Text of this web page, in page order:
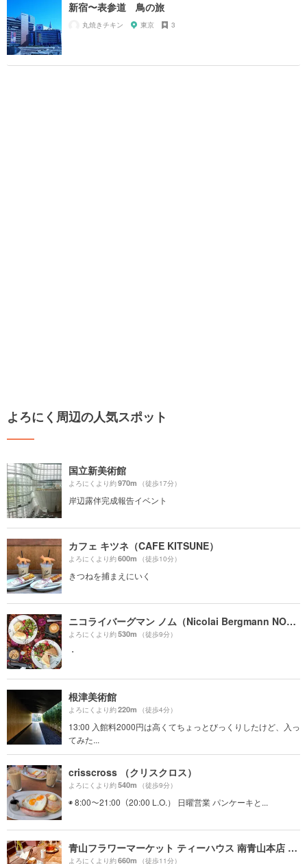
新宿〜表参道 鳥の旅
丸焼きチキン 東京 3
よろにく周辺の人気スポット
国立新美術館
よろにくより約970m （徒歩17分）
岸辺露伴完成報告イベント
カフェ キツネ（CAFE KITSUNE）
よろにくより約600m （徒歩10分）
きつねを捕まえにいく
ニコライバーグマン ノム（Nicolai Bergmann NOMU ）
よろにくより約530m （徒歩9分）
・
根津美術館
よろにくより約220m （徒歩4分）
13:00 入館料2000円は高くてちょっとびっくりしたけど、入っ
てみた...
crisscross （クリスクロス）
よろにくより約540m （徒歩9分）
◉ 8:00〜21:00（20:00 L.O.） 日曜営業 パンケーキと...
青山フラワーマーケット ティーハウス 南青山本店 （Aoyama Flower Market TEA HOUSE）
よろにくより約660m （徒歩11分）